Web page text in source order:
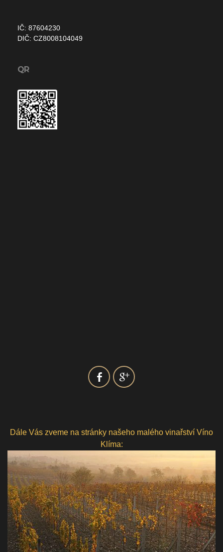
IČ: 87604230
DIČ: CZ8008104049
QR
Dále Vás zveme na stránky našeho malého vinařství Víno
Klíma: